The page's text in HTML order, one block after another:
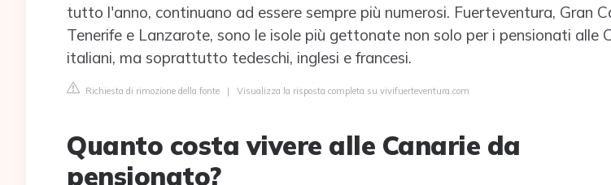
tutto l'anno, continuano ad essere sempre più numerosi. Fuerteventura, Gran
Tenerife e Lanzarote, sono le isole più gettonate non solo per i pensionati alle
italiani, ma soprattutto tedeschi, inglesi e francesi.
Richiesta di rimozione della fonte | Visualizza la risposta completa su vivifuerteventura.com
Quanto costa vivere alle Canarie da
pensionato?